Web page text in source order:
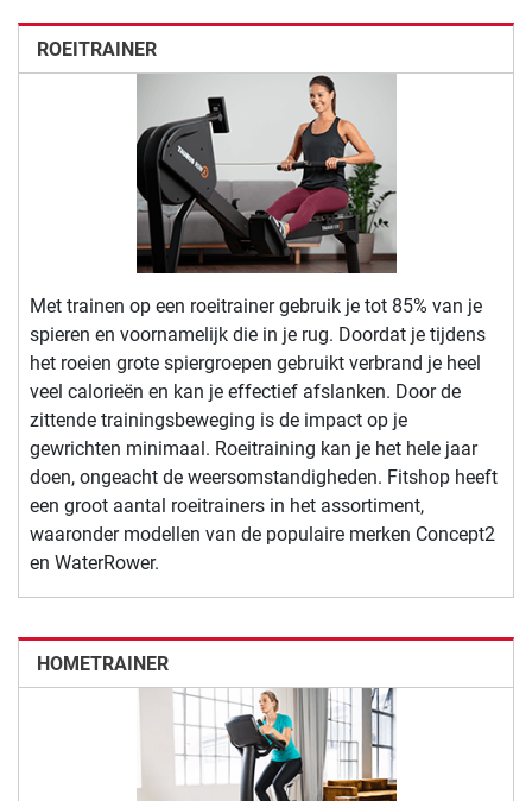
ROEITRAINER
Met trainen op een roeitrainer gebruik je tot 85% van je
spieren en voornamelijk die in je rug. Doordat je tijdens
het roeien grote spiergroepen gebruikt verbrand je heel
veel calorieën en kan je effectief afslanken. Door de
zittende trainingsbeweging is de impact op je
gewrichten minimaal. Roeitraining kan je het hele jaar
doen, ongeacht de weersomstandigheden. Fitshop heeft
een groot aantal roeitrainers in het assortiment,
waaronder modellen van de populaire merken Concept2
en WaterRower.
HOMETRAINER